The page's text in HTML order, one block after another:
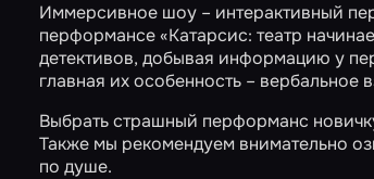
Иммерсивное шоу – интерактивный
перформансе«Катарсис: театр
детективов, добывая информацию у
главная их особенность – вербальное
Выбрать страшный перформанс
Также мы рекомендуем внимательно
по душе.